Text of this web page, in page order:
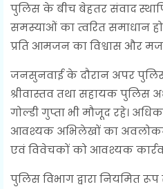
पुलिस के बीच बेहतर संवाद
समस्याओं का त्वरित समाधान
प्रति आमजन का विश्वास और
जनसुनवाई के दौरान अपर
श्रीवास्तव तथा सहायक पुलिस
गोल्डी गुप्ता भी मौजूद रहे।
आवश्यक अभिलेखों का अवलोकन
एवं विवेचकों को आवश्यक
पुलिस विभाग द्वारा नियमित